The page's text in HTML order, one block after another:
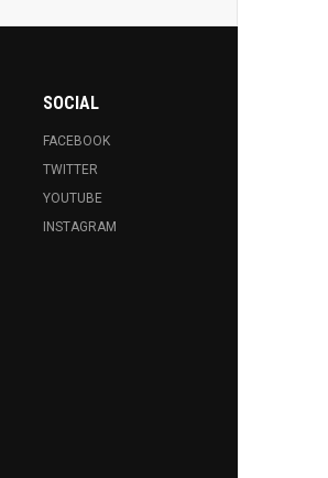
SOCIAL
FACEBOOK
TWITTER
YOUTUBE
INSTAGRAM